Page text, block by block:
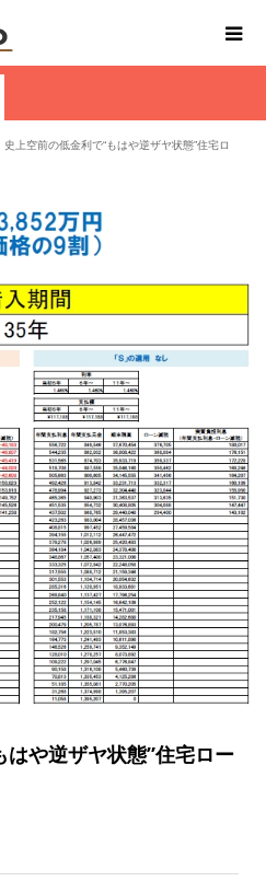
史上空前の低金利で“もはや逆ザヤ状態”住宅ロ
はや逆ザヤ状態”住宅ロー